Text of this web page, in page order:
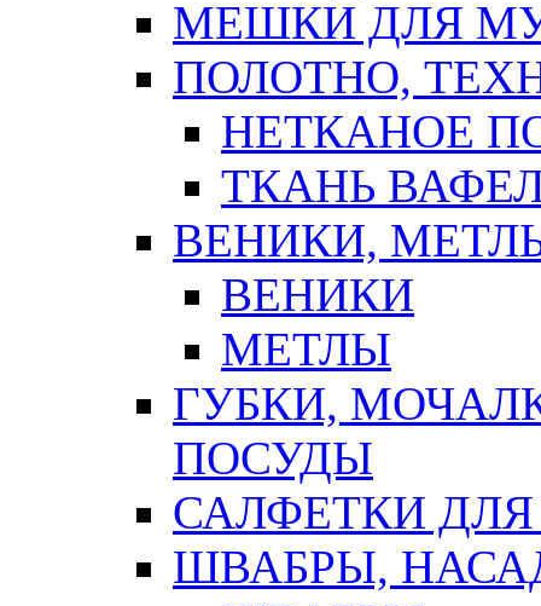
МЕШКИ ДЛЯ
ПОЛОТНО,
НЕТКАНОЕ
ТКАНЬ
ВЕНИКИ,
ВЕНИКИ
МЕТЛЫ
ГУБКИ,
ПОСУДЫ
САЛФЕТКИ
ШВАБРЫ,